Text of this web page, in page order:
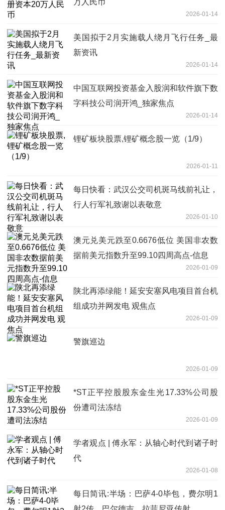
万人民币
2026-01-14
美国拟于2月实施载人绕月飞行任务_最
新资讯
2026-01-14
中国互联网投资基金入股润和软件旗下数
字科技公司润开鸿_独家焦点
2026-01-14
锂矿板块股票,锂矿概念股一览（1/9）
2026-01-11
每日快看：武汉公交司机斑马线前礼让，
行人行军礼致谢以表敬意
2026-01-10
澳元兑美元跌至0.6676低位 美国非农数
据前美元指数升至99.10四周高点-信息
2026-01-09
陕北再添绿能！延安安塞风电项目首台机
组成功并网发电 观焦点
2026-01-09
警旗巡边
2026-01-09
*ST正平控股股东金生光17.33%公司股
份遭司法冻结
2026-01-09
学者观点 | 傅永军：从轴心时代到诸子时
代
2026-01-08
每日简讯:半场：巴萨4-0毕包，费尔明1